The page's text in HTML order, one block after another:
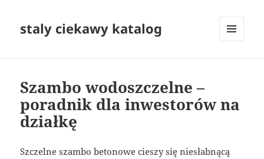
staly ciekawy katalog
Szambo wodoszczelne –
poradnik dla inwestorów na
działkę
Szczelne szambo betonowe cieszy się niesłabnącą